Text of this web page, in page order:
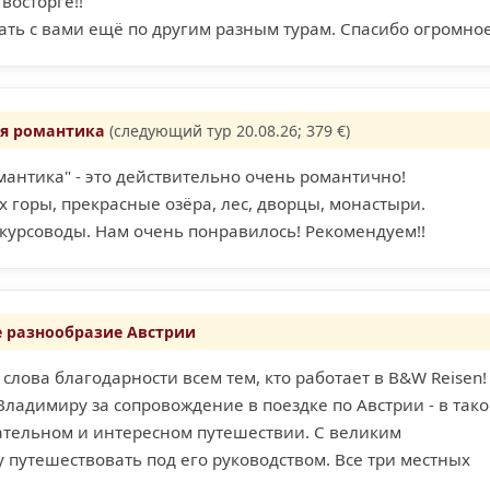
с вами ещё по другим разным турам. Спасибо
романтика (следующий тур 20.08.26; 379 €)
- это действительно очень романтично!
прекрасные озёра, лес, дворцы, монастыри.
Нам очень понравилось! Рекомендуем!!
Австрии
благодарности всем тем, кто работает в B&W Reisen!
за сопровождение в поездке по Австрии - в
и интересном путешествии. С великим
путешествовать под его руководством. Все три местных